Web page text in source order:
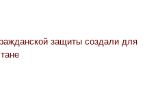
защиты создали для